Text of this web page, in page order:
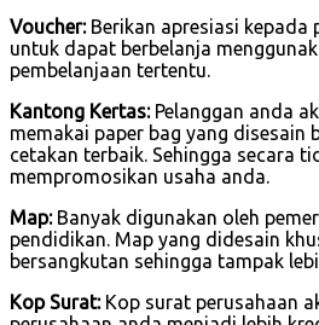
Voucher:Berikan apresiasi kepada
untuk dapat berbelanja
pembelanjaan tertentu.
Kantong Kertas:Pelanggan anda
memakai paper bag yang disesain
cetakan terbaik. Sehingga secara
mempromosikan usaha anda.
Map:Banyak digunakan oleh
pendidikan. Map yang didesain
bersangkutan sehingga tampak
Kop Surat:Kop surat perusahaan